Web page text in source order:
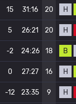
15 31:16 20 Н
5 26:21 20 Н
-2 24:26 18 В
0 27:27 16 Н
-12 23:35 9 Н